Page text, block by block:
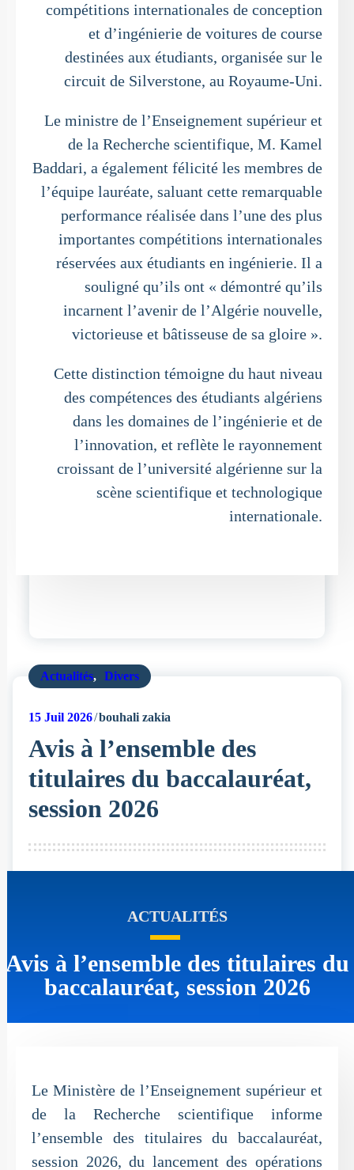
compétitions internationales de conception
et d’ingénierie de voitures de course
destinées aux étudiants, organisée sur le
circuit de Silverstone, au Royaume-Uni.
Le ministre de l’Enseignement supérieur et
de la Recherche scientifique, M. Kamel
Baddari, a également félicité les membres de
l’équipe lauréate, saluant cette remarquable
performance réalisée dans l’une des plus
importantes compétitions internationales
réservées aux étudiants en ingénierie. Il a
souligné qu’ils ont « démontré qu’ils
incarnent l’avenir de l’Algérie nouvelle,
victorieuse et bâtisseuse de sa gloire ».
Cette distinction témoigne du haut niveau
des compétences des étudiants algériens
dans les domaines de l’ingénierie et de
l’innovation, et reflète le rayonnement
croissant de l’université algérienne sur la
scène scientifique et technologique
internationale.
Actualités, Divers
15 Juil 2026 bouhali zakia
Avis à l’ensemble des
titulaires du baccalauréat,
session 2026
ACTUALITÉS
Avis à l’ensemble des titulaires du
baccalauréat, session 2026
Le Ministère de l’Enseignement supérieur et
de la Recherche scientifique informe
l’ensemble des titulaires du baccalauréat,
session 2026, du lancement des opérations